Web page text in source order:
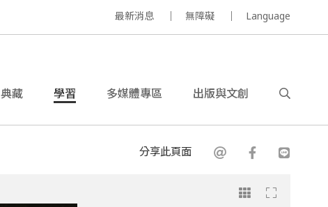
最新消息 無障礙 Language
典藏 學習 多媒體專區 出版與文創
分享此頁面